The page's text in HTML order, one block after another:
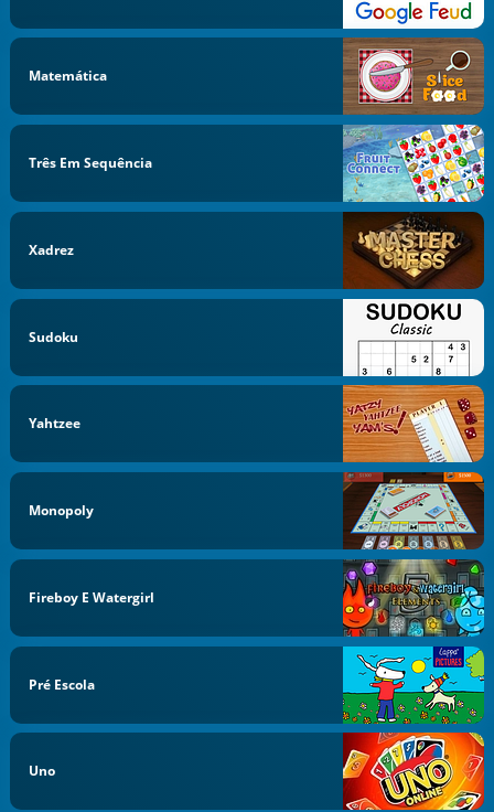
Matemática
Três Em Sequência
Xadrez
Sudoku
Yahtzee
Monopoly
Fireboy E Watergirl
Pré Escola
Uno